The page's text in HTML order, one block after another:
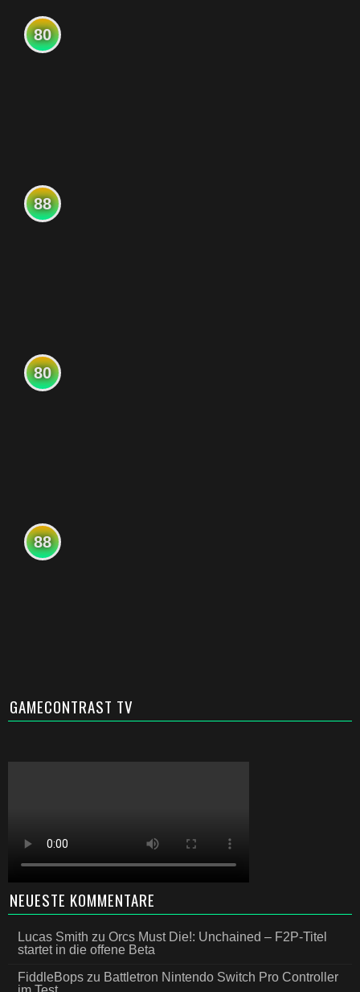
80
88
80
88
GAMECONTRAST TV
NEUESTE KOMMENTARE
Lucas Smith zu Orcs Must Die!: Unchained – F2P-Titel
startet in die offene Beta
FiddleBops zu Battletron Nintendo Switch Pro Controller